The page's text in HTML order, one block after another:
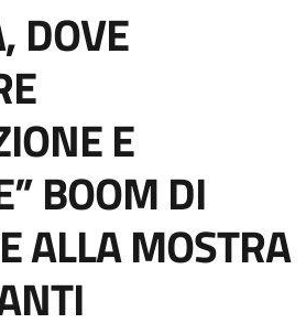
DOVE
E
BOOM DI
ALLA MOSTRA